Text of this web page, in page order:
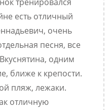
есть отличный
очень
песня, все
одним
ближе к крепости.
пляж, лежаки.
отличную